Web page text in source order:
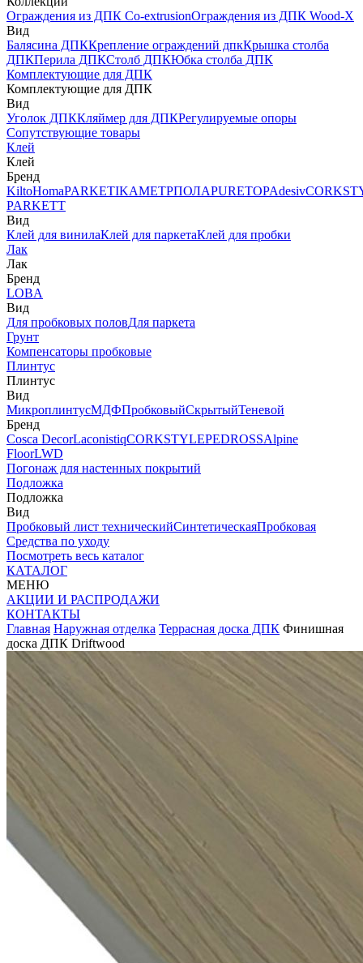
Ограждения из ДПК Co-extrusionОграждения из ДПК Wood-X
Вид
Балясина ДПККрепление ограждений дпкКрышка столба
ДПКПерила ДПКСтолб ДПКЮбка столба ДПК
Комплектующие для ДПК
Комплектующие для ДПК
Вид
Уголок ДПККляймер для ДПКРегулируемые опоры
Сопутствующие товары
Клей
Клей
Бренд
KiltoHomaPARKETIKAМЕТРПОЛАPURETOPAdesiv
PARKETT
Вид
Клей для винилаКлей для паркетаКлей для пробки
Лак
Лак
Бренд
LOBA
Вид
Для пробковых половДля паркета
Грунт
Компенсаторы пробковые
Плинтус
Плинтус
Вид
МикроплинтусМДФПробковыйСкрытыйТеневой
Бренд
Cosca DecorLaconistiqCORKSTYLEPEDROSSAlpine
FloorLWD
Погонаж для настенных покрытий
Подложка
Подложка
Вид
Пробковый лист техническийСинтетическаяПробковая
Средства по уходу
Посмотреть весь каталог
КАТАЛОГ
МЕНЮ
АКЦИИ И РАСПРОДАЖИ
КОНТАКТЫ
Главная Наружная отделка Террасная доска ДПК Финишная
доска ДПК Driftwood